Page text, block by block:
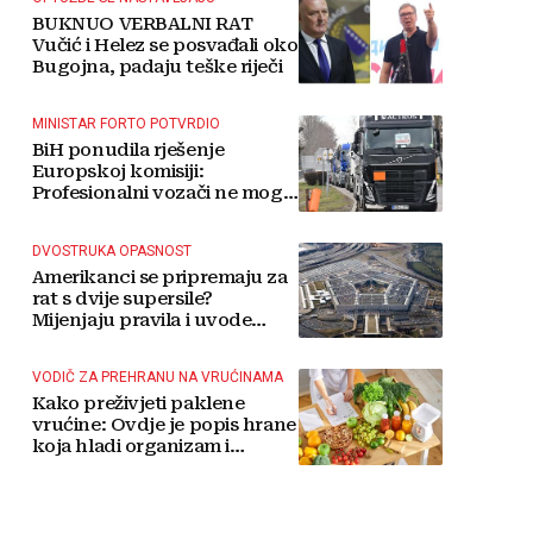
BUKNUO VERBALNI RAT
Vučić i Helez se posvađali oko
Bugojna, padaju teške riječi
MINISTAR FORTO POTVRDIO
BiH ponudila rješenje
Europskoj komisiji:
Profesionalni vozači ne mogu
DVOSTRUKA OPASNOST
Amerikanci se pripremaju za
rat s dvije supersile?
Mijenjaju pravila i uvode
VODIČ ZA PREHRANU NA VRUĆINAMA
Kako preživjeti paklene
vrućine: Ovdje je popis hrane
koja hladi organizam i